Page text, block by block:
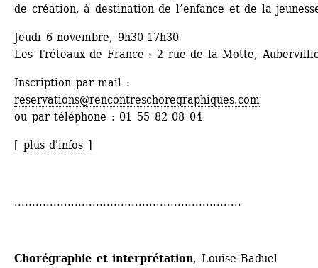
de création, à destination de l’enfance et de la
Jeudi 6 novembre, 9h30-17h30
Les Tréteaux de France : 2 rue de la Motte,
Inscription par mail :
reservations@rencontreschoregraphiques.com
ou par téléphone : 01 55 82 08 04
[ plus d'infos ]
................................................................
Chorégraphie et interprétation, Louise Baduel